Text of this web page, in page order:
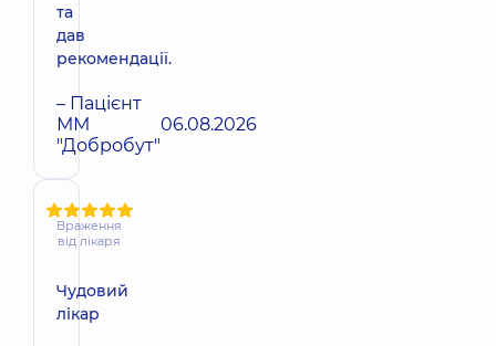
та
дав
рекомендації.
– Пацієнт
ММ
"Добробут"
06.08.2026
Враження
від лікаря
Чудовий
лікар